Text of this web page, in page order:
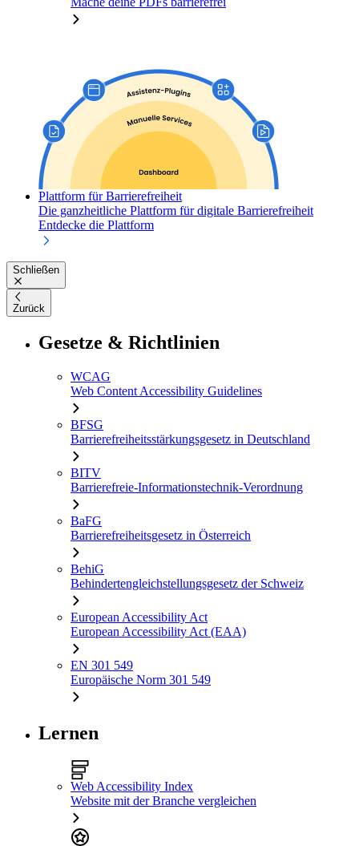
Plattform für Barrierefreiheit
Die ganzheitliche Plattform für digitale Barrierefreiheit
Entdecke die Plattform
Schließen
Zurück
Gesetze & Richtlinien
WCAG
Web Content Accessibility Guidelines
BFSG
Barrierefreiheitsstärkungsgesetz in Deutschland
BITV
Barrierefreie-Informationstechnik-Verordnung
BaFG
Barrierefreiheitsgesetz in Österreich
BehiG
Behindertengleichstellungsgesetz der Schweiz
European Accessibility Act
European Accessibility Act (EAA)
EN 301 549
Europäische Norm 301 549
Lernen
Web Accessibility Index
Website mit der Branche vergleichen